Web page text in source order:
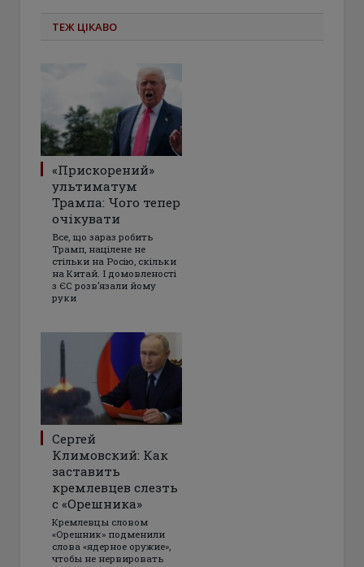
ТЕЖ ЦІКАВО
«Прискорений»
ультиматум
Трампа: Чого тепер
очікувати
Все, що зараз робить
Трамп, націлене не
стільки на Росію, скільки
на Китай. І домовленості
з ЄС розвʼязали йому
руки
Сергей
Климовский: Как
заставить
кремлевцев слезть
с «Орешника»
Кремлевцы словом
«Орешник» подменили
слова «ядерное оружие»,
чтобы не нервировать